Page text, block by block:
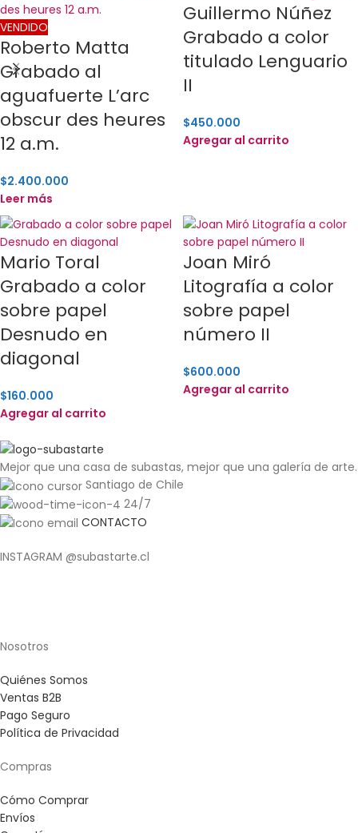
VENDIDO
Roberto Matta
Grabado al
aguafuerte L’arc
obscur des heures
12 a.m.
$2.400.000
Leer más
Guillermo Núñez
Grabado a color
titulado Lenguario
II
$450.000
Agregar al carrito
Mario Toral
Grabado a color
sobre papel
Desnudo en
diagonal
$160.000
Agregar al carrito
Joan Miró
Litografía a color
sobre papel
número II
$600.000
Agregar al carrito
Mejor que una casa de subastas, mejor que una galería de arte.
Santiago de Chile
24/7
CONTACTO
INSTAGRAM @subastarte.cl
Nosotros
Quiénes Somos
Ventas B2B
Pago Seguro
Política de Privacidad
Compras
Cómo Comprar
Envíos